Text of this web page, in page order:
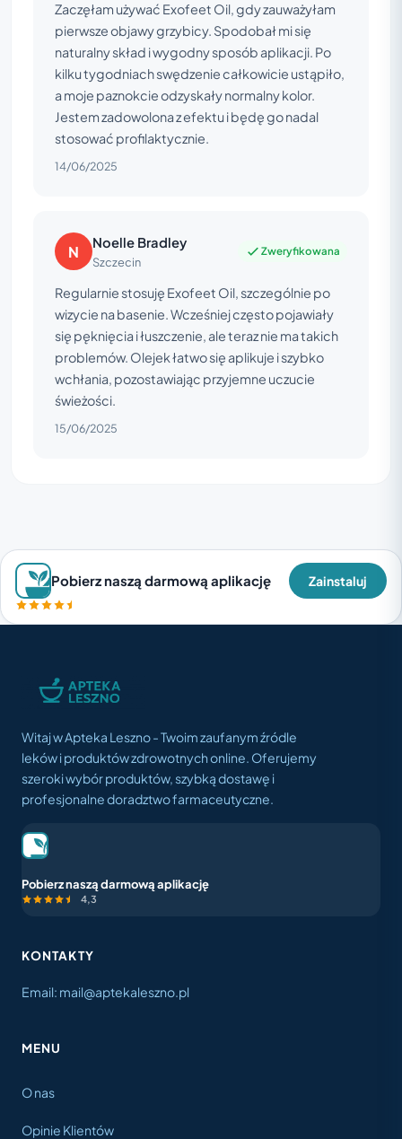
Zaczęłam używać Exofeet Oil, gdy zauważyłam
pierwsze objawy grzybicy. Spodobał mi się
naturalny skład i wygodny sposób aplikacji. Po
kilku tygodniach swędzenie całkowicie ustąpiło,
a moje paznokcie odzyskały normalny kolor.
Jestem zadowolona z efektu i będę go nadal
stosować profilaktycznie.
14/06/2025
N Noelle Bradley
Szczecin
Zweryfikowana
Regularnie stosuję Exofeet Oil, szczególnie po
wizycie na basenie. Wcześniej często pojawiały
się pęknięcia i łuszczenie, ale teraz nie ma takich
problemów. Olejek łatwo się aplikuje i szybko
wchłania, pozostawiając przyjemne uczucie
świeżości.
15/06/2025
Pobierz naszą darmową aplikację Zainstaluj
Witaj w Apteka Leszno - Twoim zaufanym źródle
leków i produktów zdrowotnych online. Oferujemy
szeroki wybór produktów, szybką dostawę i
profesjonalne doradztwo farmaceutyczne.
Pobierz naszą darmową aplikację
4,3
KONTAKTY
Email: mail@aptekaleszno.pl
MENU
O nas
Opinie Klientów